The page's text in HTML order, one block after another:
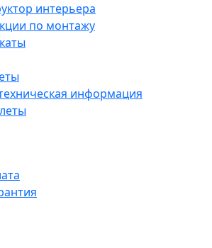
интерьера
по монтажу
информация